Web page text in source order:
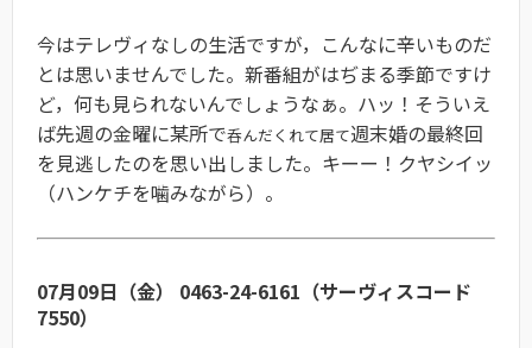
今はテレヴィなしの生活ですが，こんなに辛いものだ
とは思いませんでした。新番組がはぢまる季節ですけ
ど，何も見られないんでしょうなぁ。ハッ！そういえ
ば先週の金曜に某所で呑んだくれて居て週末婚の最終回
を見逃したのを思い出しました。キーー！クヤシイッ
（ハンケチを噛みながら）。
07月09日（金） 0463-24-6161（サーヴィスコード
7550）